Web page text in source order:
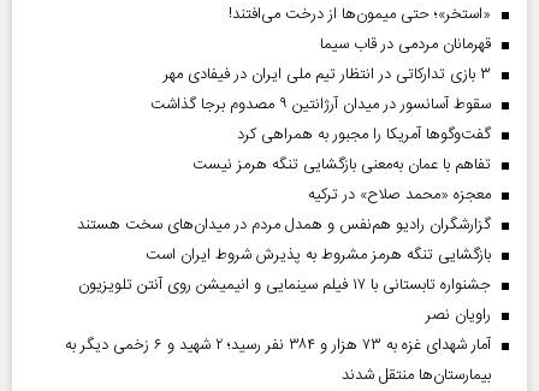
«استخر»‌‌؛ حتی میمون‌ها از درخت می‌افتند!
قهرمانان مردمی در قاب سیما
۳ بازی تدارکاتی در انتظار تیم ملی ایران در فیفادی مهر
سقوط آسانسور در میدان آرژانتین ۹ مصدوم برجا گذاشت
گفت‌وگوها آمریکا را مجبور به همراهی کرد
تفاهم با عمان به‌معنی بازگشایی تنگه هرمز نیست
معجزه «محمد صلاح» در ترکیه
گزارشگران رادیو هم‌نفس و همدل مردم در میدان‌های سخت هستند
بازگشایی تنگه هرمز مشروط به پذیرش شروط ایران است
جشنواره تابستانی با ۱۷ فیلم سینمایی و انیمیشن روی آنتن تلویزیون
راویان نصر
آمار شهدای غزه به ۷۳ هزار و ۳۸۴ نفر رسید؛ ۲ شهید و ۶ زخمی دیگر به
بیمارستان‌ها منتقل شدند